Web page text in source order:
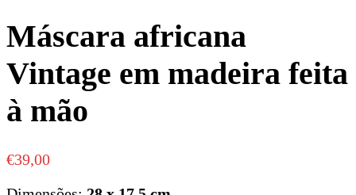
Máscara africana
Vintage em madeira feita
à mão
€39,00